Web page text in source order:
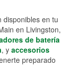
disponibles en tu
en Livingston,
de batería
, y accesorios
preparado